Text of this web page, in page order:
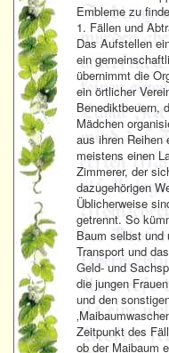
Embleme zu
1. Fällen und
Das Aufstellen
ein
übernimmt die
ein örtlicher
Benediktbeuern,
Mädchen
aus ihren Reihen
meistens einen
Zimmerer, der
dazugehörigen
Üblicherweise
getrennt. So
Baum selbst und
Transport und
Geld- und
die jungen
und den
Zeitpunkt des
ob der Maibaum